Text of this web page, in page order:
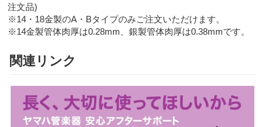
注文品)
※14・18金製のA・Bタイプのみご注文いただけます。
※14金製管体肉厚は0.28mm、銀製管体肉厚は0.38mmです。
関連リンク